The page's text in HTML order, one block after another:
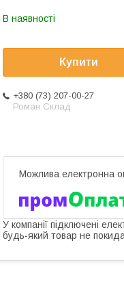
В наявності
Купити
+380 (73) 207-00-27
Роман Склад
У компанії підключені
будь-який товар не